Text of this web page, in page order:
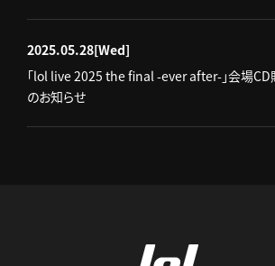
2025.05.28[Wed]
「lol live 2025 the final -ever after-」会場
のお知らせ